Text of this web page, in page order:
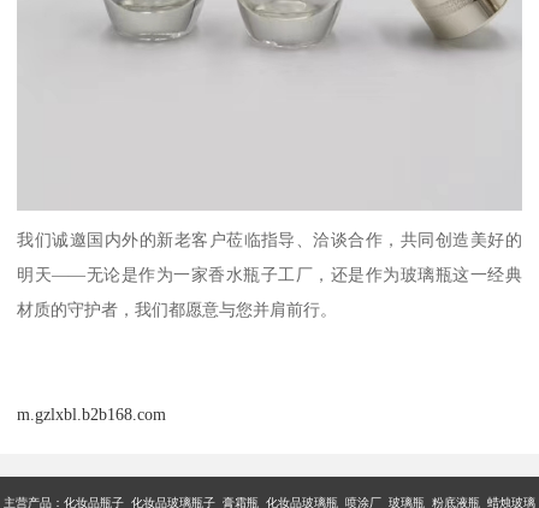
我们诚邀国内外的新老客户莅临指导、洽谈合作，共同创造美好的
明天——无论是作为一家香水瓶子工厂，还是作为玻璃瓶这一经典
材质的守护者，我们都愿意与您并肩前行。
m.gzlxbl.b2b168.com
主营产品： 化妆品瓶子 化妆品玻璃瓶子 膏霜瓶 化妆品玻璃瓶 喷涂厂 玻璃瓶 粉底液瓶 蜡烛玻璃